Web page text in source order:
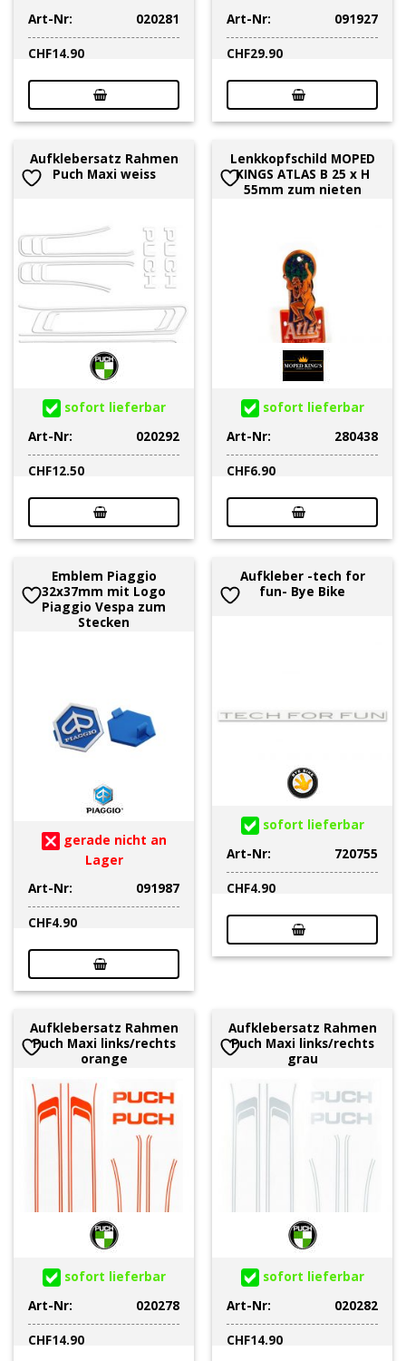
Art-Nr:
020281
CHF14.90
Art-Nr:
091927
CHF29.90
Aufklebersatz Rahmen
Puch Maxi weiss
sofort lieferbar
Art-Nr:
020292
CHF12.50
Lenkkopfschild MOPED
KINGS ATLAS B 25 x H
55mm zum nieten
sofort lieferbar
Art-Nr:
280438
CHF6.90
Emblem Piaggio
32x37mm mit Logo
Piaggio Vespa zum
Stecken
gerade nicht an
Lager
Art-Nr:
091987
CHF4.90
Aufkleber -tech for
fun- Bye Bike
sofort lieferbar
Art-Nr:
720755
CHF4.90
Aufklebersatz Rahmen
Puch Maxi links/rechts
orange
sofort lieferbar
Art-Nr:
020278
CHF14.90
Aufklebersatz Rahmen
Puch Maxi links/rechts
grau
sofort lieferbar
Art-Nr:
020282
CHF14.90